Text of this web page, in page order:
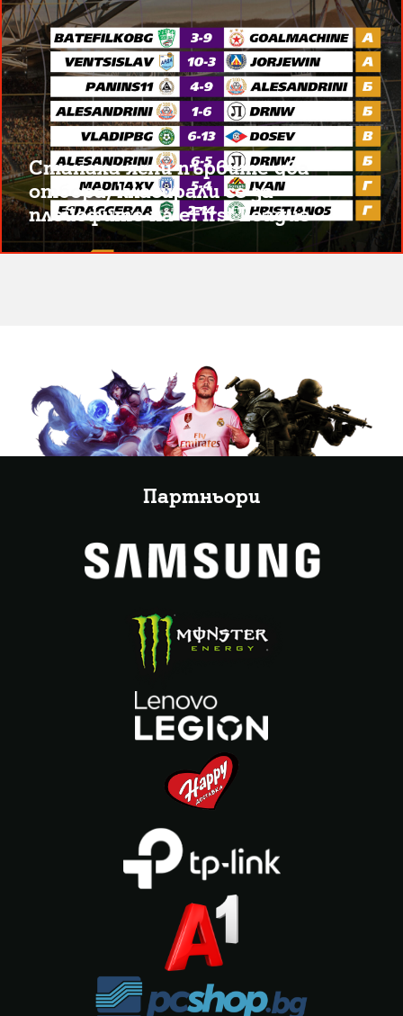
Станаха ясни първите два
отбора, класирали се за
плейофите на eFirst League
Партньори